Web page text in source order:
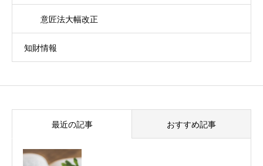
意匠法大幅改正
知財情報
最近の記事 おすすめ記事